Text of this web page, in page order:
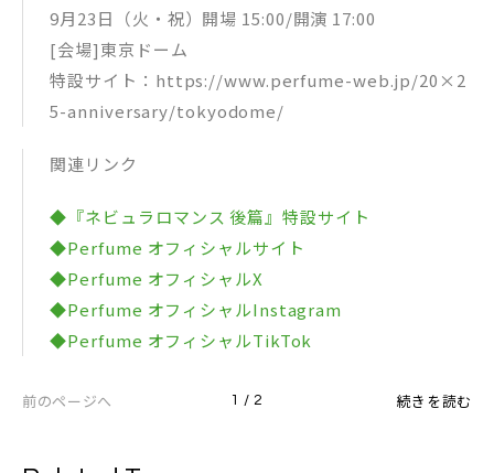
9月23日（火・祝）開場 15:00/開演 17:00
[会場]東京ドーム
特設サイト：https://www.perfume-web.jp/20×2
5-anniversary/tokyodome/
関連リンク
◆『ネビュラロマンス 後篇』特設サイト
◆Perfume オフィシャルサイト
◆Perfume オフィシャルX
◆Perfume オフィシャルInstagram
◆Perfume オフィシャルTikTok
前のページへ 1 / 2 続きを読む